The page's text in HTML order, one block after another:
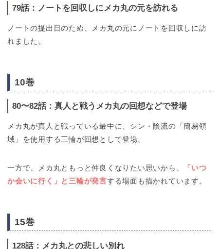
79話：ノートを回収しにメカ丸の元を訪れる
ノートの提出日のため、メカ丸の元にノートを回収しに訪
れました。
10巻
80〜82話：真人と戦うメカ丸の回想などで登場
メカ丸が真人と戦っている最中に、シン・陰流の「簡易領
域」を使用する三輪が回想として登場。
一方で、メカ丸ともっと仲良くなりたい思いから、
「いつ
か会いに行く」と三輪が発言する場面も描かれています。
15巻
128話：メカ丸との悲しい別れ